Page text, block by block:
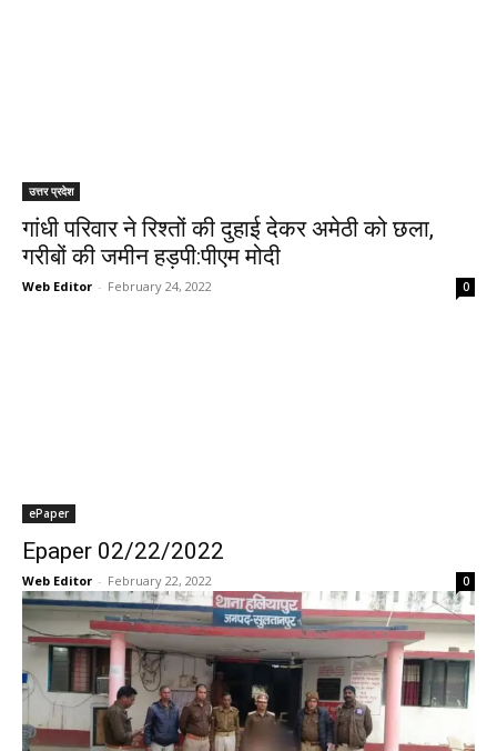
उत्तर प्रदेश
गांधी परिवार ने रिश्तों की दुहाई देकर अमेठी को छला,
गरीबों की जमीन हड़पी:पीएम मोदी
Web Editor - February 24, 2022 0
ePaper
Epaper 02/22/2022
Web Editor - February 22, 2022 0